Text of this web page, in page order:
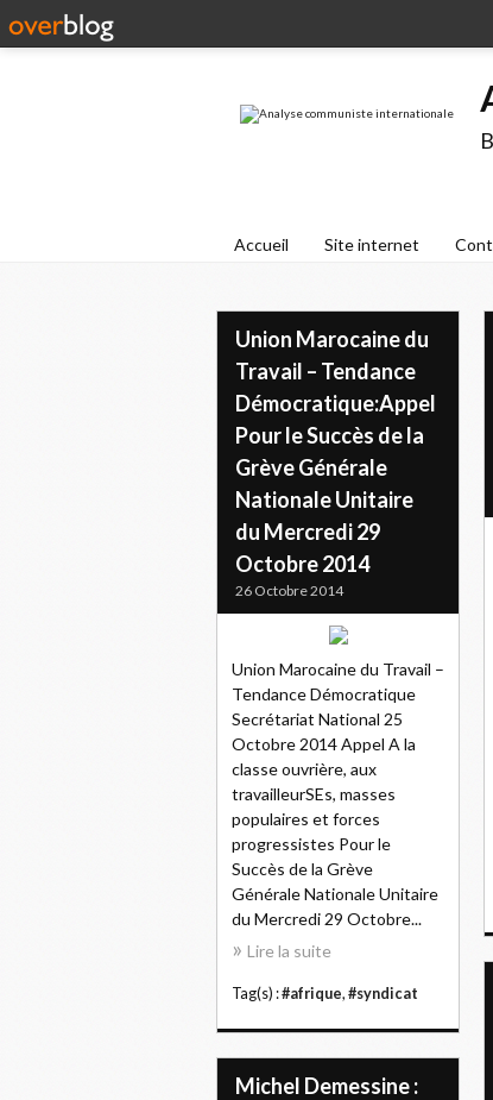
Accueil Site internet
Union Marocaine du
Travail – Tendance
Démocratique:Appel
Pour le Succès de la
Grève Générale
Nationale Unitaire
du Mercredi 29
Octobre 2014
26 Octobre 2014
Union Marocaine du Travail –
Tendance Démocratique
Secrétariat National 25
Octobre 2014 Appel A la
classe ouvrière, aux
travailleurSEs, masses
populaires et forces
progressistes Pour le
Succès de la Grève
Générale Nationale Unitaire
du Mercredi 29 Octobre...
Lire la suite
Tag(s) :#afrique, #syndicat
Michel Demessine :